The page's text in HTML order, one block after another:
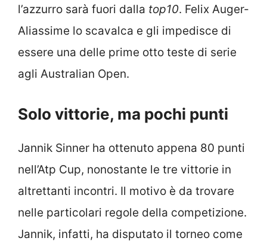
l’azzurro sarà fuori dalla top10. Felix Auger-
Aliassime lo scavalca e gli impedisce di
essere una delle prime otto teste di serie
agli Australian Open.
Solo vittorie, ma pochi punti
Jannik Sinner ha ottenuto appena 80 punti
nell’Atp Cup, nonostante le tre vittorie in
altrettanti incontri. Il motivo è da trovare
nelle particolari regole della competizione.
Jannik, infatti, ha disputato il torneo come